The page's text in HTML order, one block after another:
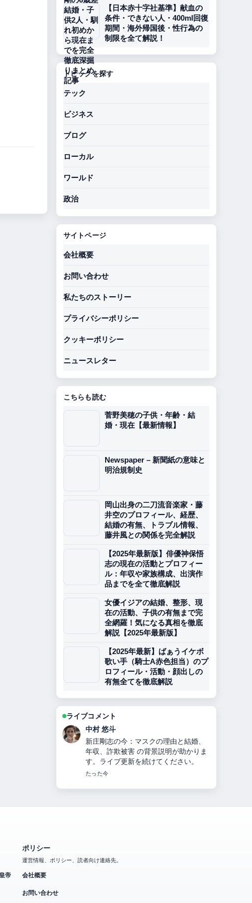
【日本赤十字社基準】献血の
条件・できない人・400ml回復
期間・海外帰国後・性行為の
制限を全て解説！
トピックを探す
テック
ビジネス
ブログ
ローカル
ワールド
政治
サイトページ
会社概要
お問い合わせ
私たちのストーリー
プライバシーポリシー
クッキーポリシー
ニュースレター
こちらも読む
菅野美穂の子供・年齢・結
婚・現在【最新情報】
Newspaper – 新聞紙の意味と
明治規制史
岡山出身の二刀流音楽家・藤
井空のプロフィール、経歴、
結婚の有無、トラブル情報、
藤井風との関係を完全解説
【2025年最新版】俳優神保悟
志の現在の活動とプロフィー
ル：年収や家族構成、出演作
品までを全て徹底解説
女優イジアの結婚、整形、現
在の活動、子供の有無まで完
全網羅！気になる真相を徹底
解説【2025年最新版】
【2025年最新】ばぁうイケボ
歌い手（騎士A赤色担当）のプ
ロフィール・活動・顔出しの
有無全てを徹底解説
ライブコメント
山本 葵
指原莉乃プロデュース「イコールラブ
（＝LOVE）」10人組声優アイドルの
メンバー・人気理由を徹底解説 の報道
は丁寧で、流れを追いやすいです。
帝